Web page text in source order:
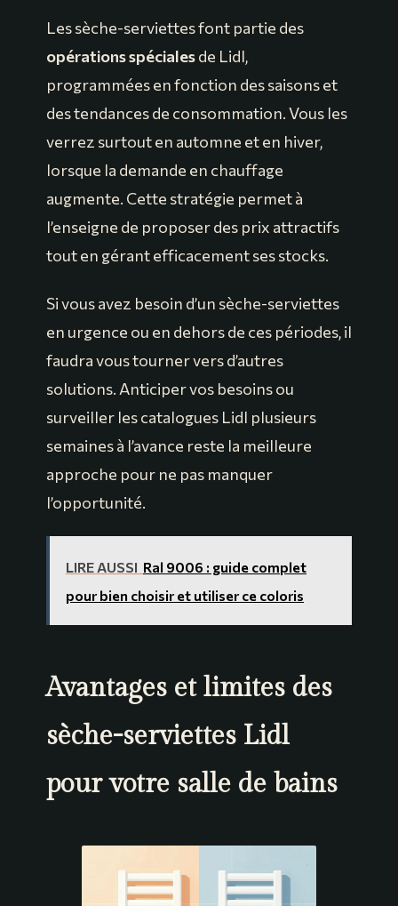
Les sèche-serviettes font partie des
opérations spécialesde Lidl,
programmées en fonction des saisons et
des tendances de consommation. Vous les
verrez surtout en automne et en hiver,
lorsque la demande en chauffage
augmente. Cette stratégie permet à
l’enseigne de proposer des prix attractifs
tout en gérant efficacement ses stocks.
Si vous avez besoin d’un sèche-serviettes
en urgence ou en dehors de ces périodes, il
faudra vous tourner vers d’autres
solutions. Anticiper vos besoins ou
surveiller les catalogues Lidl plusieurs
semaines à l’avance reste la meilleure
approche pour ne pas manquer
l’opportunité.
LIRE AUSSI Ral 9006 : guide complet
pour bien choisir et utiliser ce coloris
Avantages et limites des
sèche-serviettes Lidl
pour votre salle de bains